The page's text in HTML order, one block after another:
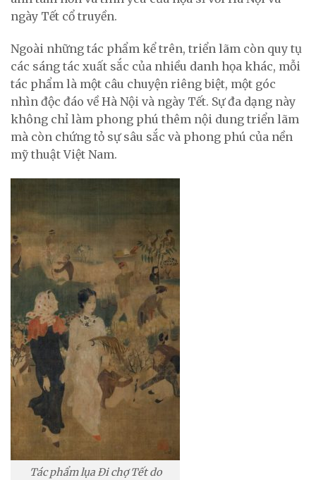
ngày Tết cổ truyền.
Ngoài những tác phẩm kể trên, triển lãm còn quy tụ
các sáng tác xuất sắc của nhiều danh họa khác, mỗi
tác phẩm là một câu chuyện riêng biệt, một góc
nhìn độc đáo về Hà Nội và ngày Tết. Sự đa dạng này
không chỉ làm phong phú thêm nội dung triển lãm
mà còn chứng tỏ sự sâu sắc và phong phú của nền
mỹ thuật Việt Nam.
Tác phẩm lụa Đi chợ Tết do